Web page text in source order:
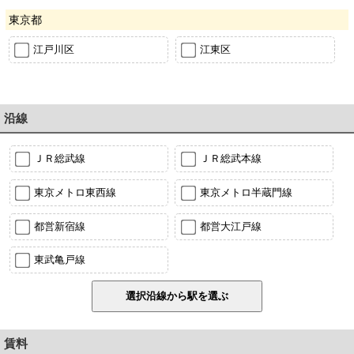
東京都
江戸川区 江東区
沿線
ＪＲ総武線 ＪＲ総武本線
東京メトロ東西線 東京メトロ半蔵門線
都営新宿線 都営大江戸線
東武亀戸線
賃料